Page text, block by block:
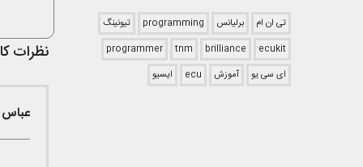
تی ان ام برلیانس programming
تیونینگ
ecukit
brilliance
tnm
programmer
ای سی یو
آموزش ecu ایسیو
نظرات